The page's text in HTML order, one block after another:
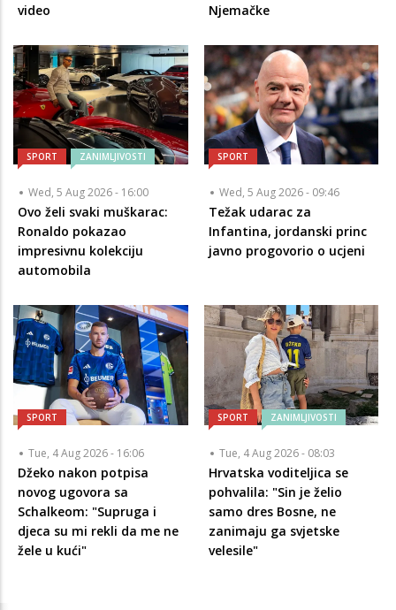
video
Njemačke
SPORT ZANIMLJIVOSTI
Wed, 5 Aug 2026 - 16:00
Ovo želi svaki muškarac:
Ronaldo pokazao
impresivnu kolekciju
automobila
SPORT
Wed, 5 Aug 2026 - 09:46
Težak udarac za
Infantina, jordanski princ
javno progovorio o ucjeni
SPORT
Tue, 4 Aug 2026 - 16:06
Džeko nakon potpisa
novog ugovora sa
Schalkeom: "Supruga i
djeca su mi rekli da me ne
žele u kući"
SPORT ZANIMLJIVOSTI
Tue, 4 Aug 2026 - 08:03
Hrvatska voditeljica se
pohvalila: "Sin je želio
samo dres Bosne, ne
zanimaju ga svjetske
velesile"